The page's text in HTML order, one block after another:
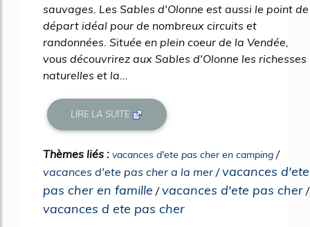
sauvages. Les Sables d'Olonne est aussi le point de
départ idéal pour de nombreux circuits et
randonnées. Située en plein coeur de la Vendée,
vous découvrirez aux Sables d'Olonne les richesses
naturelles et la...
LIRE LA SUITE
Thèmes liés : vacances d'ete pas cher en camping /
vacances d'ete pas cher a la mer /vacances d'ete
pas cher en famille /vacances d'ete pas cher /
vacances d ete pas cher